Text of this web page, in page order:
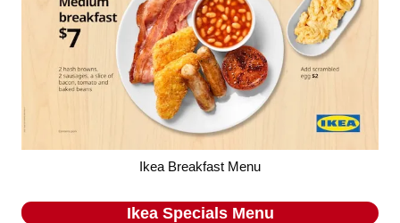
Ikea Breakfast Menu
Ikea Specials Menu